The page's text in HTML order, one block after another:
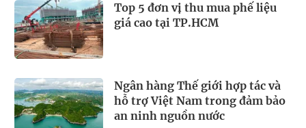
Top 5 đơn vị thu mua phế liệu
giá cao tại TP.HCM
Ngân hàng Thế giới hợp tác và
hỗ trợ Việt Nam trong đảm bảo
an ninh nguồn nước